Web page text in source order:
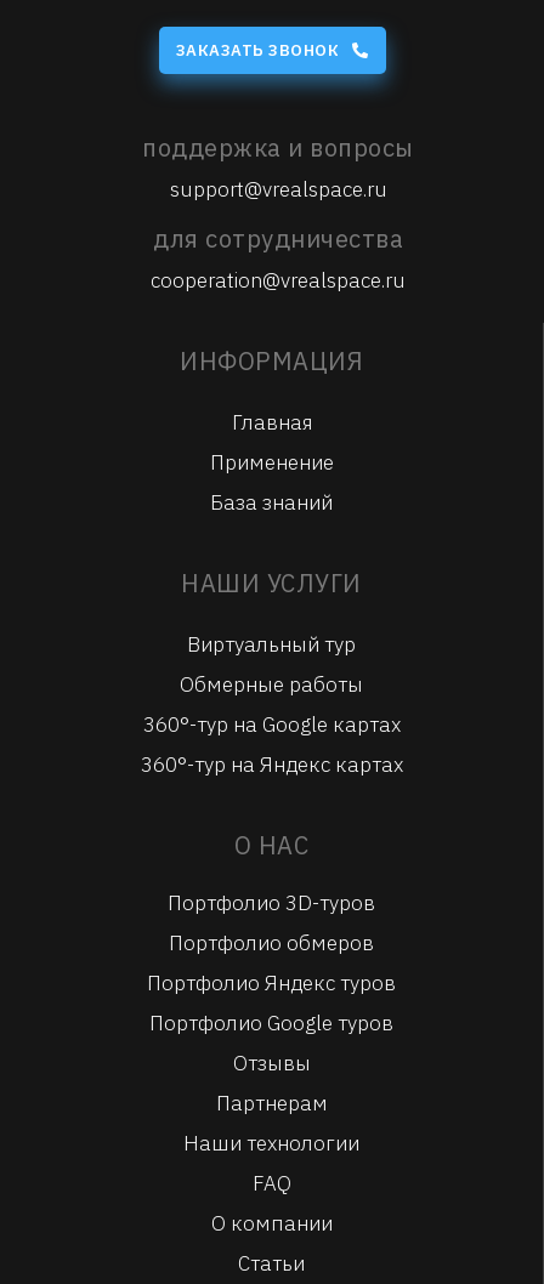
ЗАКАЗАТЬ ЗВОНОК
поддержка и вопросы
support@vrealspace.ru
для сотрудничества
cooperation@vrealspace.ru
ИНФОРМАЦИЯ
Главная
Применение
База знаний
НАШИ УСЛУГИ
Виртуальный тур
Обмерные работы
360°-тур на Google картах
360°-тур на Яндекс картах
О НАС
Портфолио 3D-туров
Портфолио обмеров
Портфолио Яндекс туров
Портфолио Google туров
Отзывы
Партнерам
Наши технологии
FAQ
О компании
Статьи